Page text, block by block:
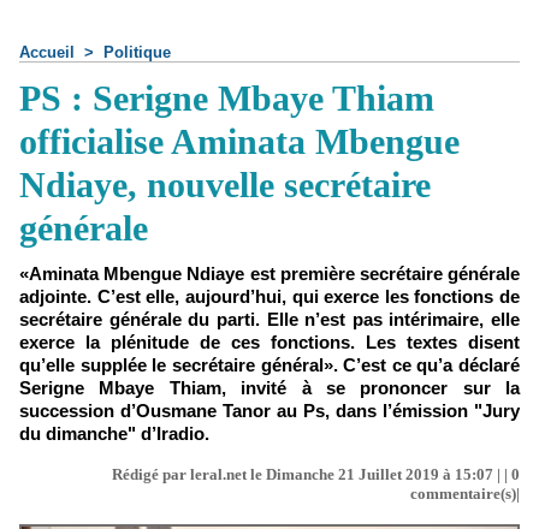
Accueil > Politique
PS : Serigne Mbaye Thiam
officialise Aminata Mbengue
Ndiaye, nouvelle secrétaire
générale
«Aminata Mbengue Ndiaye est première secrétaire générale
adjointe. C’est elle, aujourd’hui, qui exerce les fonctions de
secrétaire générale du parti. Elle n’est pas intérimaire, elle
exerce la plénitude de ces fonctions. Les textes disent
qu’elle supplée le secrétaire général». C’est ce qu’a déclaré
Serigne Mbaye Thiam, invité à se prononcer sur la
succession d’Ousmane Tanor au Ps, dans l’émission "Jury
du dimanche" d’Iradio.
Rédigé par leral.net le Dimanche 21 Juillet 2019 à 15:07 | | 0
commentaire(s)|